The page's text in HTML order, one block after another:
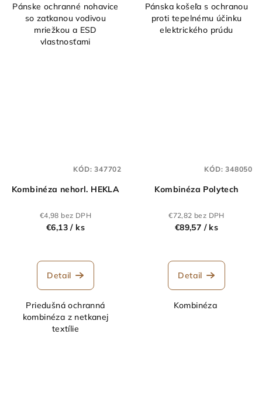
Pánske ochranné nohavice
so zatkanou vodivou
mriežkou a ESD
vlastnosťami
Pánska košeľa s ochranou
proti tepelnému účinku
elektrického prúdu
Kombinéza nehorl. HEKLA
€4,98 bez DPH
€6,13/ ks
Detail
Priedušná ochranná
kombinéza z netkanej
textílie
KÓD:347702
Kombinéza Polytech
€72,82 bez DPH
€89,57 / ks
Detail
Kombinéza
KÓD:348050